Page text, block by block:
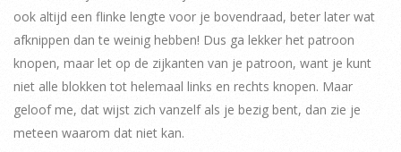
ook altijd een flinke lengte voor je bovendraad, beter later wat
afknippen dan te weinig hebben! Dus ga lekker het patroon
knopen, maar let op de zijkanten van je patroon, want je kunt
niet alle blokken tot helemaal links en rechts knopen. Maar
geloof me, dat wijst zich vanzelf als je bezig bent, dan zie je
meteen waarom dat niet kan.